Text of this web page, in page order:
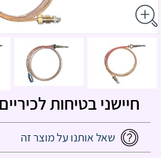
חיישני בטיחות
שאל אותנו על מוצר זה